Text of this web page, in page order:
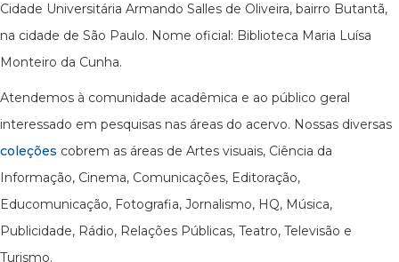
Cidade Universitária Armando Salles de Oliveira, bairro Butantã,
na cidade de São Paulo. Nome oficial: Biblioteca Maria Luísa
Monteiro da Cunha.
Atendemos à comunidade acadêmica e ao público geral
interessado em pesquisas nas áreas do acervo. Nossas diversas
coleções cobrem as áreas de Artes visuais, Ciência da
Informação, Cinema, Comunicações, Editoração,
Educomunicação, Fotografia, Jornalismo, HQ, Música,
Publicidade, Rádio, Relações Públicas, Teatro, Televisão e
Turismo.